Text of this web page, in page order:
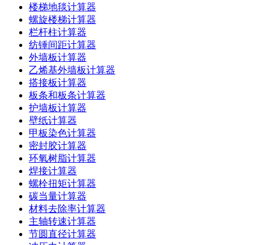
楼梯地毯计算器
螺旋楼梯计算器
栏杆柱计算器
纺锤间距计算器
外墙板计算器
乙烯基外墙板计算器
搭接板计算器
板条和板条计算器
护墙板计算器
壁纸计算器
甲板染色计算器
密封胶计算器
环氧树脂计算器
焊接计算器
螺栓扭矩计算器
碳当量计算器
材料去除率计算器
主轴转速计算器
节圆直径计算器